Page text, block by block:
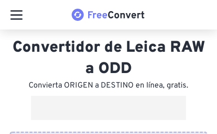
Convertidor de Leica RAW
a ODD
Convierta ORIGEN a DESTINO en línea, gratis.